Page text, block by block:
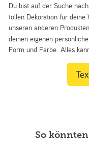
Du bist auf der Suche
tollen Dekoration für deine
unseren anderen
deinen eigenen
Form und Farbe. Alles
So